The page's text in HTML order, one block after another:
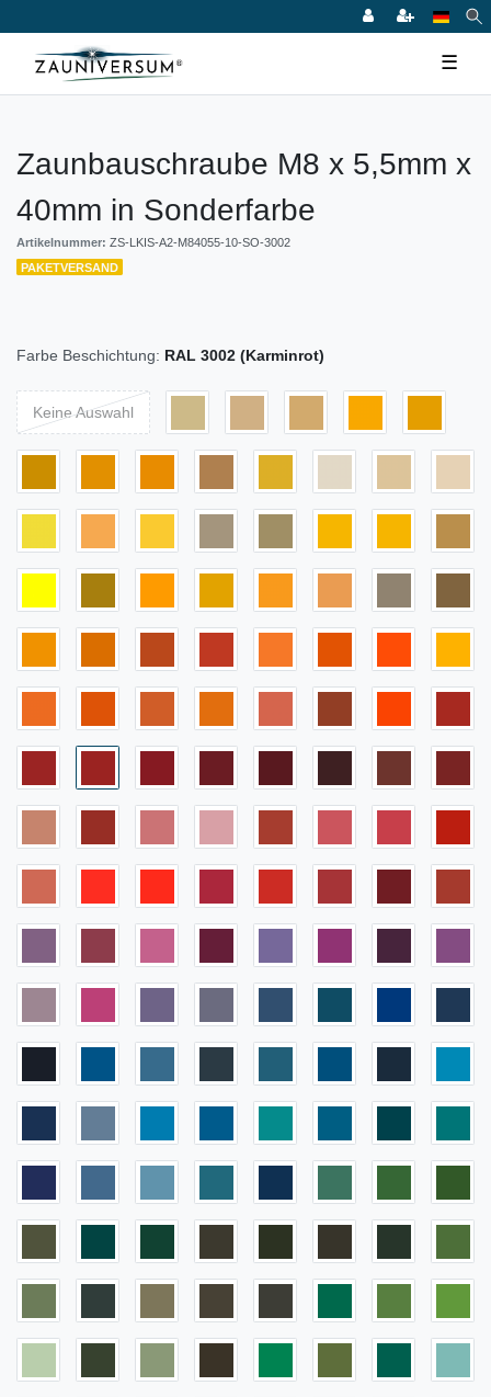
☰
Zaunbauschraube M8 x 5,5mm x
40mm in Sonderfarbe
Artikelnummer: ZS-LKIS-A2-M84055-10-SO-3002
PAKETVERSAND
Farbe Beschichtung: RAL 3002 (Karminrot)
Keine Auswahl